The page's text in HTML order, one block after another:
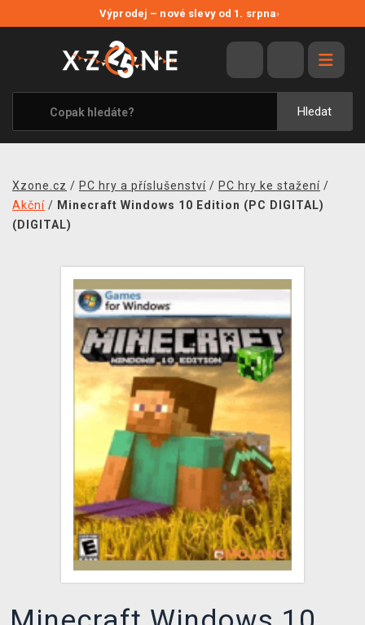
Výprodej – nové slevy od 1. srpna›
Hledat
VÝPRODEJ
VIDEOHRY
XZONE ORIGINALS
TÉMATIKY
MERCHANDISE
KONTAKT
PRODEJNY
DOPRAVA
XZONE KLUB
TCG & BOARDGAME HUB
VÝKUP HER (BAZAR)
Xzone.cz / PC hry a příslušenství / PC hry ke stažení /
Akční / Minecraft Windows 10 Edition (PC DIGITAL)
(DIGITAL)